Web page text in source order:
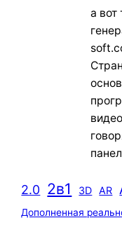
а вот
2.0 2в1 3D AR
Дополненная